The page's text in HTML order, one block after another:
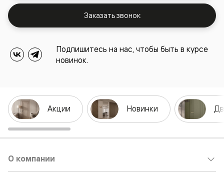
Заказать звонок
Подпишитесь на нас, чтобы быть в курсе
новинок.
Акции Новинки
О компании